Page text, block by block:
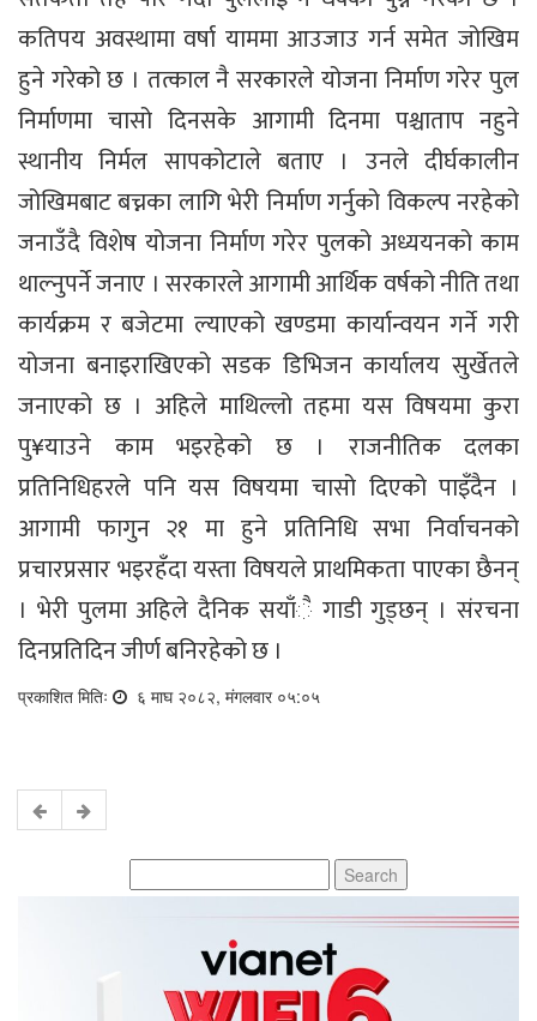
कतिपय अवस्थामा वर्षा याममा आउजाउ गर्न समेत जोखिम
हुने गरेको छ । तत्काल नै सरकारले योजना निर्माण गरेर पुल
निर्माणमा चासो दिनसके आगामी दिनमा पश्चाताप नहुने
स्थानीय निर्मल सापकोटाले बताए । उनले दीर्घकालीन
जोखिमबाट बच्नका लागि भेरी निर्माण गर्नुको विकल्प नरहेको
जनाउँदै विशेष योजना निर्माण गरेर पुलको अध्ययनको काम
थाल्नुपर्ने जनाए । सरकारले आगामी आर्थिक वर्षको नीति तथा
कार्यक्रम र बजेटमा ल्याएको खण्डमा कार्यान्वयन गर्ने गरी
योजना बनाइराखिएको सडक डिभिजन कार्यालय सुर्खेतले
जनाएको छ । अहिले माथिल्लो तहमा यस विषयमा कुरा
पु¥याउने काम भइरहेको छ । राजनीतिक दलका
प्रतिनिधिहरले पनि यस विषयमा चासो दिएको पाइँदैन ।
आगामी फागुन २१ मा हुने प्रतिनिधि सभा निर्वाचनको
प्रचारप्रसार भइरहँदा यस्ता विषयले प्राथमिकता पाएका छैनन्
। भेरी पुलमा अहिले दैनिक सयाँै गाडी गुड्छन् । संरचना
दिनप्रतिदिन जीर्ण बनिरहेको छ ।
प्रकाशित मितिः ६ माघ २०८२, मंगलवार ०५:०५
for: